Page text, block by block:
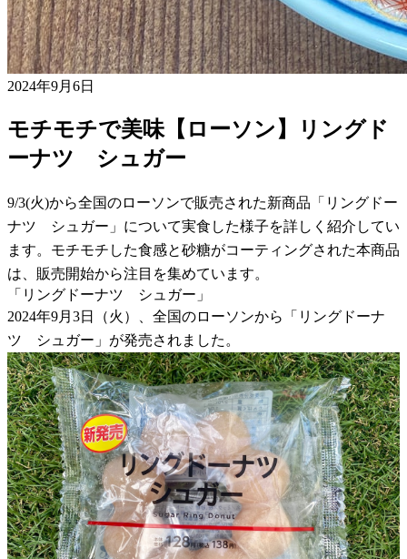
2024年9月6日
モチモチで美味【ローソン】リングド
ーナツ シュガー
9/3(火)から全国のローソンで販売された新商品「リングドー
ナツ シュガー」について実食した様子を詳しく紹介してい
ます。モチモチした食感と砂糖がコーティングされた本商品
は、販売開始から注目を集めています。
「リングドーナツ シュガー」
2024年9月3日（火）、全国のローソンから「リングドーナ
ツ シュガー」が発売されました。